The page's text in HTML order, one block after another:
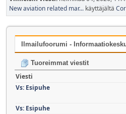
New aviation related mar... käyttäjältä
Ilmailufoorumi -
Tuoreimmat viestit
Viesti
Vs: Esipuhe
Vs: Esipuhe